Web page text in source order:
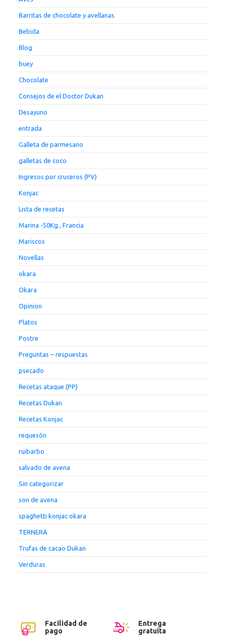
Barritas de chocolate y avellanas
Bebida
Blog
buey
Chocolate
Consejos de el Doctor Dukan
Desayuno
entrada
Galleta de parmesano
galletas de coco
Ingresos por cruceros (PV)
Konjac
Lista de recetas
Marina -50Kg , Francia
Mariscos
Novellas
okara
Okara
Opinion
Platos
Postre
Preguntas – respuestas
psecado
Recetas ataque (PP)
Recetas Dukan
Recetas Konjac
requesón
ruibarbo
salvado de avena
Sin categorizar
son de avena
spaghetti konjac okara
TERNERA
Trufas de cacao Dukan
Verduras
Facilidad de
pago
Entrega
gratuita